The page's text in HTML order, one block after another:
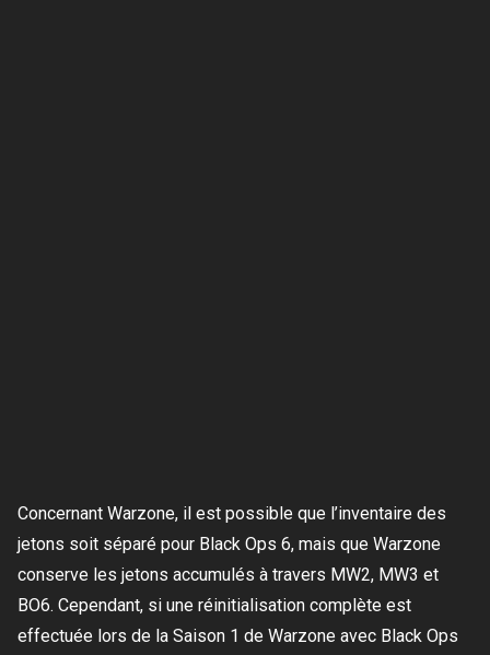
Concernant Warzone, il est possible que l’inventaire des
jetons soit séparé pour Black Ops 6, mais que Warzone
conserve les jetons accumulés à travers MW2, MW3 et
BO6. Cependant, si une réinitialisation complète est
effectuée lors de la Saison 1 de Warzone avec Black Ops